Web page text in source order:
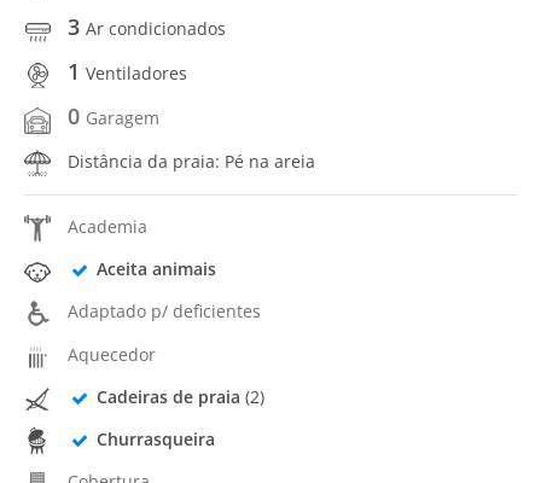
3 Ar condicionados
1 Ventiladores
0 Garagem
Distância da praia: Pé na areia
Academia
Aceita animais
Adaptado p/ deficientes
Aquecedor
Cadeiras de praia (2)
Churrasqueira